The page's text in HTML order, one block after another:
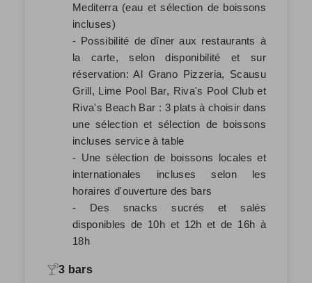
Mediterra (eau et sélection de boissons
incluses)
- Possibilité de dîner aux restaurants à
la carte, selon disponibilité et sur
réservation: Al Grano Pizzeria, Scausu
Grill, Lime Pool Bar, Riva's Pool Club et
Riva's Beach Bar : 3 plats à choisir dans
une sélection et sélection de boissons
incluses service à table
- Une sélection de boissons locales et
internationales incluses selon les
horaires d'ouverture des bars
- Des snacks sucrés et salés
disponibles de 10h et 12h et de 16h à
18h
3 bars